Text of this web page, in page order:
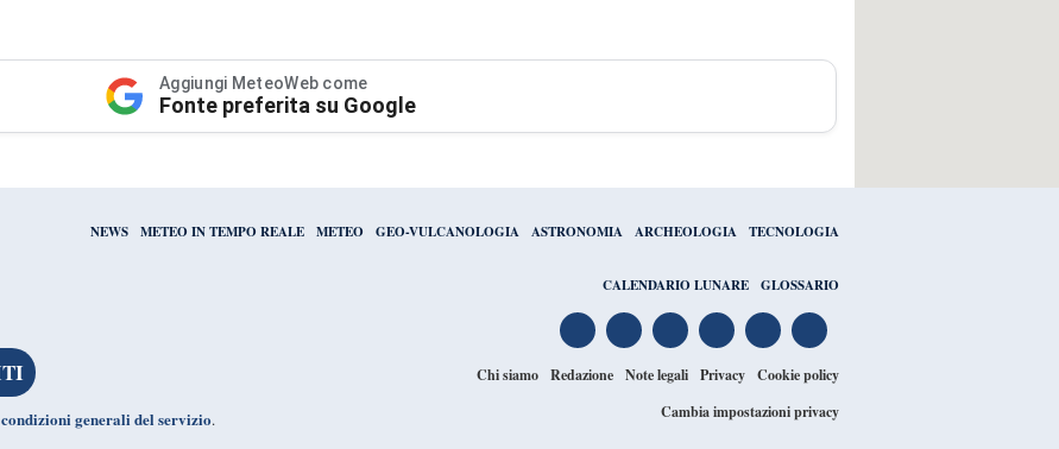
Aggiungi MeteoWeb come
Fonte preferita su Google
NEWS METEO IN TEMPO REALE METEO GEO-VULCANOLOGIA ASTRONOMIA ARCHEOLOGIA TECNOLOGIA
CALENDARIO LUNARE GLOSSARIO
condizioni generali del servizio.
Chi siamo Redazione Note legali Privacy
Cookie policy
Cambia impostazioni privacy